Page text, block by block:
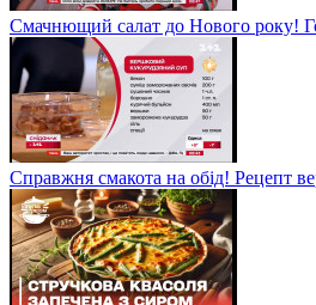
Смачнющий салат до Нового року!
Справжня смакота на обід! Рецепт